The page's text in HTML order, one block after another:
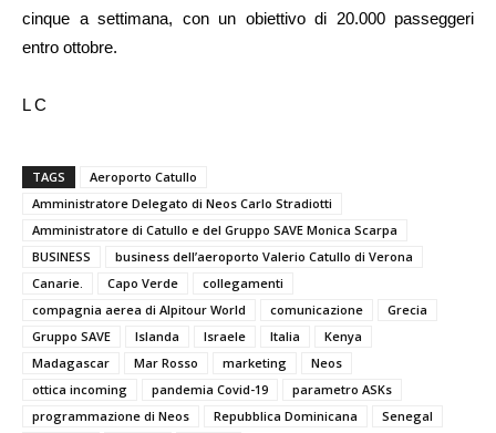
cinque a settimana, con un obiettivo di 20.000 passeggeri
entro ottobre.
L C
TAGS
Aeroporto Catullo
Amministratore Delegato di Neos Carlo Stradiotti
Amministratore di Catullo e del Gruppo SAVE Monica Scarpa
BUSINESS
business dell’aeroporto Valerio Catullo di Verona
Canarie.
Capo Verde
collegamenti
compagnia aerea di Alpitour World
comunicazione
Grecia
Gruppo SAVE
Islanda Israele Italia
Kenya
Madagascar
Mar Rosso marketing
Neos
ottica incoming
pandemia Covid-19
parametro ASKs
programmazione di Neos
Repubblica Dominicana
Senegal